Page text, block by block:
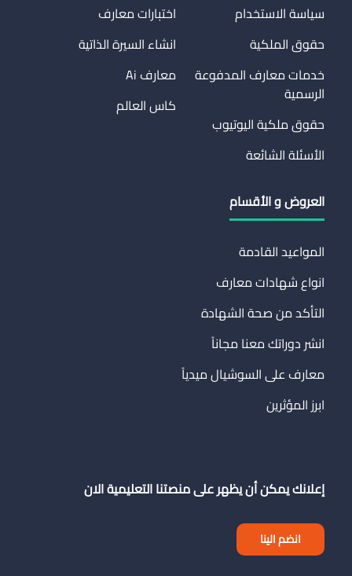
سياسة الاستخدام
حقوق الملكية
خدمات معارف المدفوعة
الرسمية
حقوق ملكية اليوتيوب
الأسئلة الشائعة
اختبارات معارف
انشاء السيرة الذاتية
معارف Ai
كاس العالم
العروض و الأقسام
المواعيد القادمة
انواع شهادات معارف
التأكد من صحة الشهادة
انشر دوراتك معنا مجاناً
معارف على السوشيال ميدياً
ابرز المؤثرين
إعلانك يمكن أن يظهر على منصتنا التعليمية الان
انضم الينا